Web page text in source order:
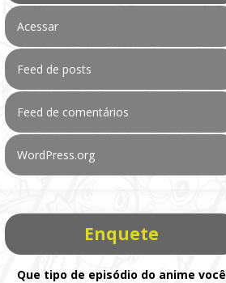
Acessar
Feed de posts
Feed de comentários
WordPress.org
Enquete
Que tipo de episódio do anime você